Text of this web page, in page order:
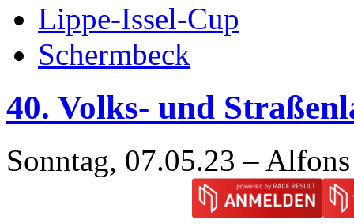
Lippe-Issel-Cup
Schermbeck
40. Volks- und
Sonntag, 07.05.23 –